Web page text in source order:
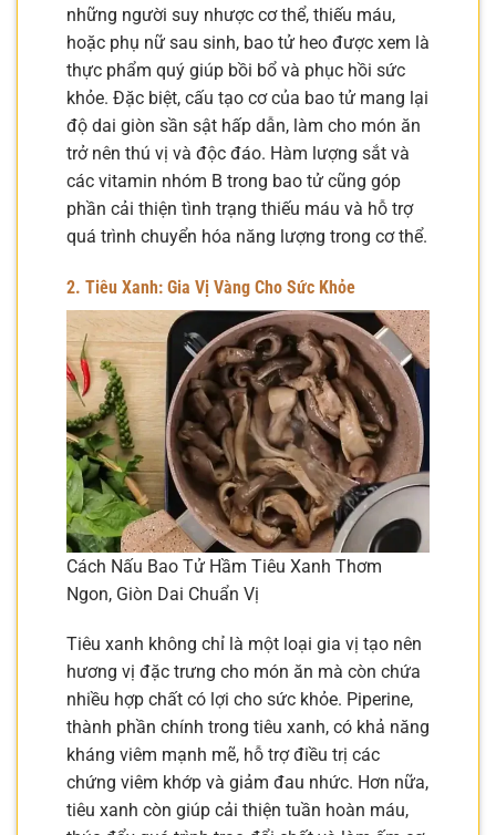
những người suy nhược cơ thể, thiếu máu,
hoặc phụ nữ sau sinh, bao tử heo được xem là
thực phẩm quý giúp bồi bổ và phục hồi sức
khỏe. Đặc biệt, cấu tạo cơ của bao tử mang lại
độ dai giòn sần sật hấp dẫn, làm cho món ăn
trở nên thú vị và độc đáo. Hàm lượng sắt và
các vitamin nhóm B trong bao tử cũng góp
phần cải thiện tình trạng thiếu máu và hỗ trợ
quá trình chuyển hóa năng lượng trong cơ thể.
2. Tiêu Xanh: Gia Vị Vàng Cho Sức Khỏe
Cách Nấu Bao Tử Hầm Tiêu Xanh Thơm
Ngon, Giòn Dai Chuẩn Vị
Tiêu xanh không chỉ là một loại gia vị tạo nên
hương vị đặc trưng cho món ăn mà còn chứa
nhiều hợp chất có lợi cho sức khỏe. Piperine,
thành phần chính trong tiêu xanh, có khả năng
kháng viêm mạnh mẽ, hỗ trợ điều trị các
chứng viêm khớp và giảm đau nhức. Hơn nữa,
tiêu xanh còn giúp cải thiện tuần hoàn máu,